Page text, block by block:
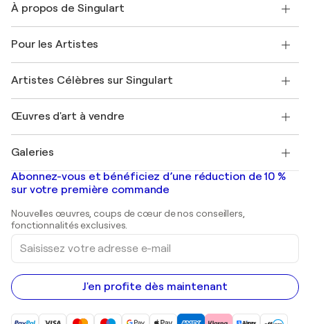
Expédition
Offrir une carte cadeau
Rejoignez notre programme commercial
Mon compte
+33 1 76 44 06 42
À propos de Singulart
FAQ
Magazine Singulart
Emplois
Découvrez une sélection d'art original
Pour les Artistes
Se connecter en tant qu'Artiste
Artistes Célèbres sur Singulart
Marc Chagall
Banksy
Mr. Brainwash
Shepard Fairey
Œuvres d'art à vendre
Tableaux abstraits à vendre
Peintures de paysage
Estampes
Peintures acryliques
Galeries
Galeries d'art en France
Galeries d'art en Belgique
Abonnez-vous et bénéficiez d’une réduction de 10 %
sur votre première commande
Nouvelles œuvres, coups de cœur de nos conseillers,
fonctionnalités exclusives.
Saisissez
votre
adresse
e-
mail
J'en profite dès maintenant